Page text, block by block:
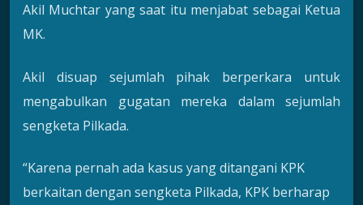
Akil Muchtar yang saat itu menjabat sebagai Ketua
MK.
Akil disuap sejumlah pihak berperkara untuk
mengabulkan gugatan mereka dalam sejumlah
sengketa Pilkada.
“Karena pernah ada kasus yang ditangani KPK
berkaitan dengan sengketa Pilkada, KPK berharap